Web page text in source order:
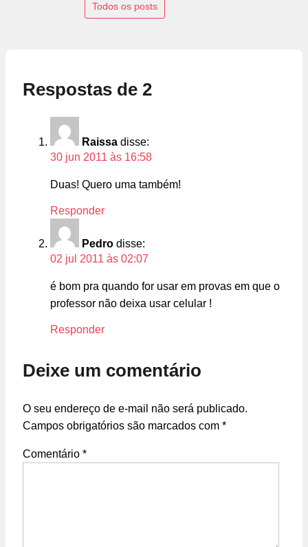
Todos os posts
Respostas de 2
Raissa disse:
30 jun 2011 às 16:58
Duas! Quero uma também!
Responder
Pedro disse:
02 jul 2011 às 02:07
é bom pra quando for usar em provas em que o
professor não deixa usar celular !
Responder
Deixe um comentário
O seu endereço de e-mail não será publicado.
Campos obrigatórios são marcados com *
Comentário *